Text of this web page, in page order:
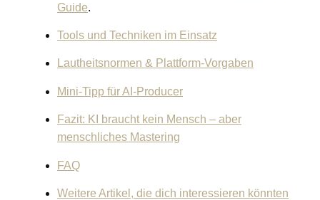
Guide.
Tools und Techniken im Einsatz
Lautheitsnormen & Plattform-Vorgaben
Mini-Tipp für AI-Producer
Fazit: KI braucht kein Mensch – aber
menschliches Mastering
FAQ
Weitere Artikel, die dich interessieren könnten